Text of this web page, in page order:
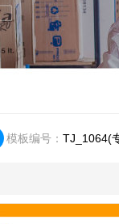
模板编号： TJ_1064(